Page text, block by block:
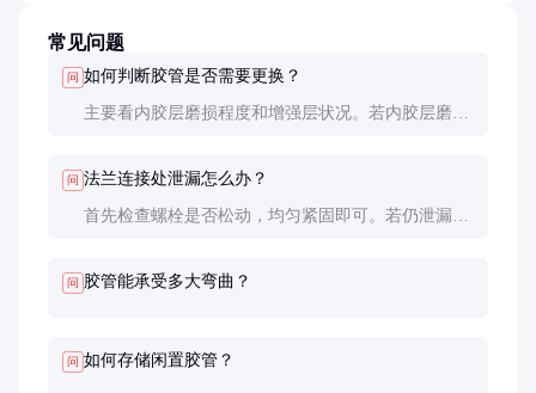
常见问题
问 如何判断胶管是否需要更换？
主要看内胶层磨损程度和增强层状况。若内胶层磨损
问 法兰连接处泄漏怎么办？
首先检查螺栓是否松动，均匀紧固即可。若仍泄漏，
问 胶管能承受多大弯曲？
问 如何存储闲置胶管？